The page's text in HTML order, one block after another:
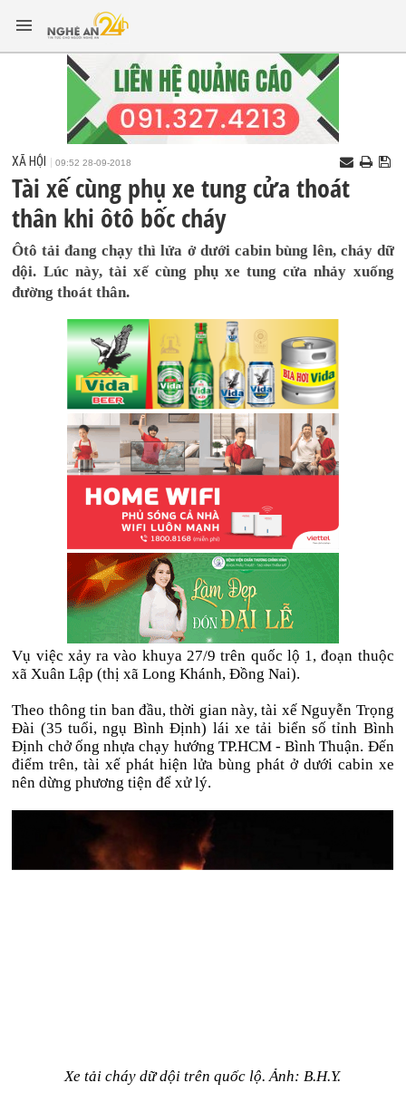
XÃ HỘI 09:52 28-09-2018
Tài xế cùng phụ xe tung cửa thoát
thân khi ôtô bốc cháy
Ôtô tải đang chạy thì lửa ở dưới cabin bùng lên, cháy dữ
dội. Lúc này, tài xế cùng phụ xe tung cửa nhảy xuống
đường thoát thân.
Vụ việc xảy ra vào khuya 27/9 trên quốc lộ 1, đoạn thuộc
xã Xuân Lập (thị xã Long Khánh, Đồng Nai).
Theo thông tin ban đầu, thời gian này, tài xế Nguyễn Trọng
Đài (35 tuổi, ngụ Bình Định) lái xe tải biển số tỉnh Bình
Định chở ống nhựa chạy hướng TP.HCM - Bình Thuận. Đến
điểm trên, tài xế phát hiện lửa bùng phát ở dưới cabin xe
nên dừng phương tiện để xử lý.
Xe tải cháy dữ dội trên quốc lộ. Ảnh: B.H.Y.